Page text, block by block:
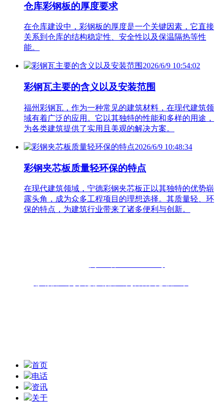
仓库彩钢板的厚度要求
在仓库建设中，彩钢板的厚度是一个关键因素，它直接
关系到仓库的结构稳定性、安全性以及保温隔热等性
能。
2026/6/9 10:54:02
彩钢瓦主要的含义以及安装范围
福州彩钢瓦，作为一种常见的建筑材料，在现代建筑领
域有着广泛的应用。它以其独特的性能和多样的用途，
为各类建筑提供了实用且美观的解决方案。
2026/6/9 10:48:34
彩钢夹芯板质量轻环保的特点
在现代建筑领域，宁德彩钢夹芯板正以其独特的优势崭
露头角，成为众多工程项目的理想选择。其质量轻、环
保的特点，为建筑行业带来了诸多便利与创新。
首页
电话
资讯
关于